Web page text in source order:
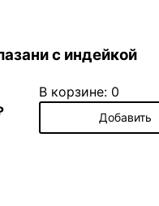
с индейкой
В корзине: 0
Добавить